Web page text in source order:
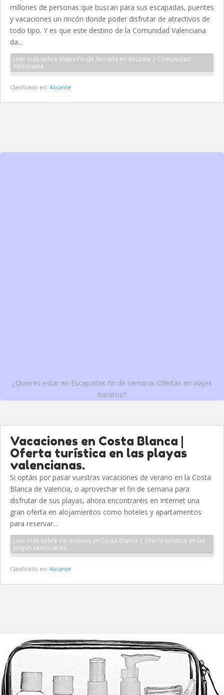
millones de personas que buscan para sus escapadas, puentes
y vacaciones un rincón donde poder disfrutar de atractivos de
todo tipo. Y es que este destino de la Comunidad Valenciana
da...
Leer más sobre Viajes Fin de Semana en Alicante | Comunidad
Valenciana
Clasificado en: Alicante
¿Quieres estar en Escapadas fin de semana. Ofertas en viajes
baratos?
Vacaciones en Costa Blanca |
Oferta turística en las playas
valencianas.
Si optáis por pasar vuestras vacaciones de verano en la Costa
Blanca de Valencia, o aprovechar el fin de semana para
disfrutar de sus playas, ahora encontraréis en Internet una
gran oferta en alojamientos como hoteles y apartamentos
para reservar...
Leer más sobre Vacaciones en Costa Blanca | Oferta turística en las
playas valencianas.
Clasificado en: Alicante